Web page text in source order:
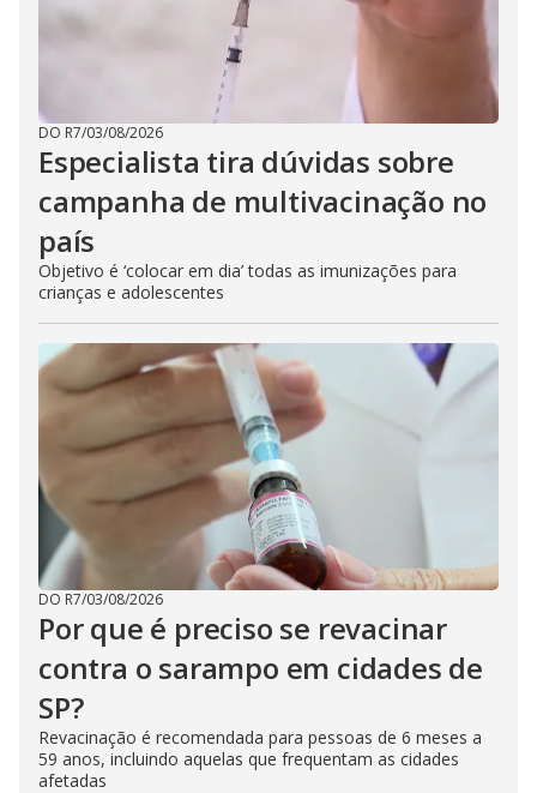
DO R7/03/08/2026
Especialista tira dúvidas sobre
campanha de multivacinação no
país
Objetivo é ‘colocar em dia’ todas as imunizações para
crianças e adolescentes
DO R7/03/08/2026
Por que é preciso se revacinar
contra o sarampo em cidades de
SP?
Revacinação é recomendada para pessoas de 6 meses a
59 anos, incluindo aquelas que frequentam as cidades
afetadas